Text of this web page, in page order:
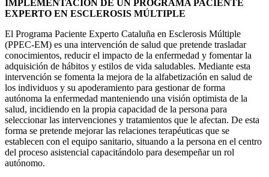
IMPLEMENTACIÓN DE UN PROGRAMA PACIENTE
EXPERTO EN ESCLEROSIS MÚLTIPLE
El Programa Paciente Experto Cataluña en Esclerosis Múltiple
(PPEC-EM) es una intervención de salud que pretende trasladar
conocimientos, reducir el impacto de la enfermedad y fomentar la
adquisición de hábitos y estilos de vida saludables. Mediante esta
intervención se fomenta la mejora de la alfabetización en salud de
los individuos y su apoderamiento para gestionar de forma
autónoma la enfermedad manteniendo una visión optimista de la
salud, incidiendo en la propia capacidad de la persona para
seleccionar las intervenciones y tratamientos que le afectan. De esta
forma se pretende mejorar las relaciones terapéuticas que se
establecen con el equipo sanitario, situando a la persona en el centro
del proceso asistencial capacitándolo para desempeñar un rol
autónomo.